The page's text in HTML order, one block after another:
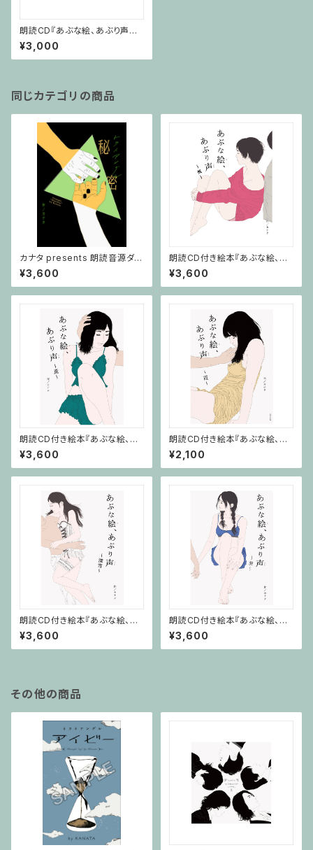
朗読CD『あぶな絵、あぶり声～t
ribute～』
¥3,000
同じカテゴリの商品
カナタ presents 朗読音源ダウ
ンロードカード付き絵本「トライ
アングル ～秘密～」
¥3,600
朗読CD付き絵本『あぶな絵、あ
ぶり声～楓～』
¥3,600
朗読CD付き絵本『あぶな絵、あ
ぶり声～薫～』
¥3,600
朗読CD付き絵本『あぶな絵、あ
ぶり声～霞～』
¥2,100
朗読CD付き絵本『あぶな絵、あ
ぶり声～深雪～』
¥3,600
朗読CD付き絵本『あぶな絵、あ
ぶり声～葵～』
¥3,600
その他の商品